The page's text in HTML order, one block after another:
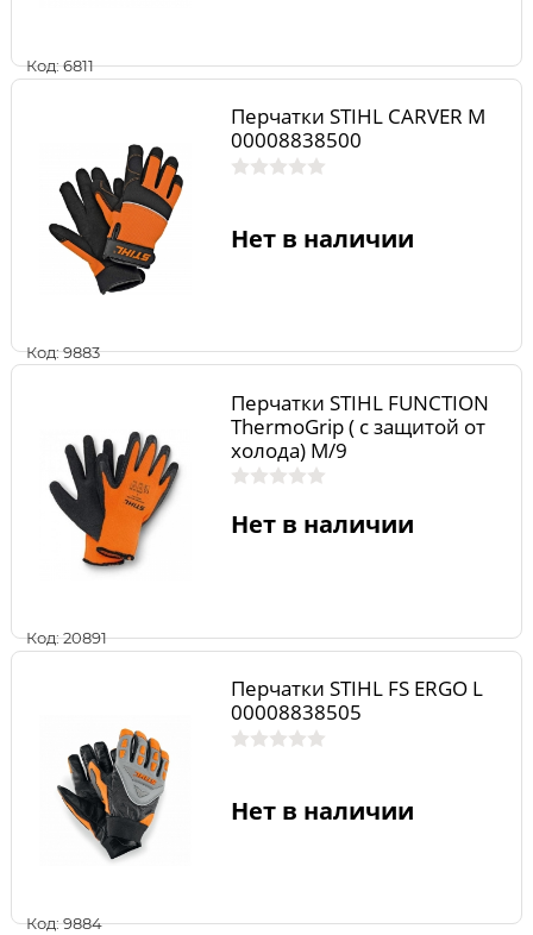
Код: 6811
Код: 9883
Перчатки STIHL CARVER M
00008838500
Нет в наличии
Код: 20891
Перчатки STIHL FUNCTION
ThermoGrip ( с защитой от
холода) М/9
Нет в наличии
Код: 9884
Перчатки STIHL FS ERGO L
00008838505
Нет в наличии